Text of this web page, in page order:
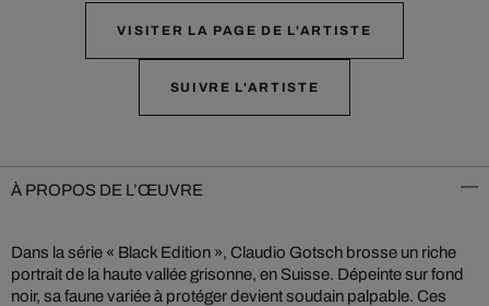
VISITER LA PAGE DE L'ARTISTE
SUIVRE L'ARTISTE
À PROPOS DE L’ŒUVRE
Dans la série « Black Edition », Claudio Gotsch brosse un riche
portrait de la haute vallée grisonne, en Suisse. Dépeinte sur fond
noir, sa faune variée à protéger devient soudain palpable. Ces